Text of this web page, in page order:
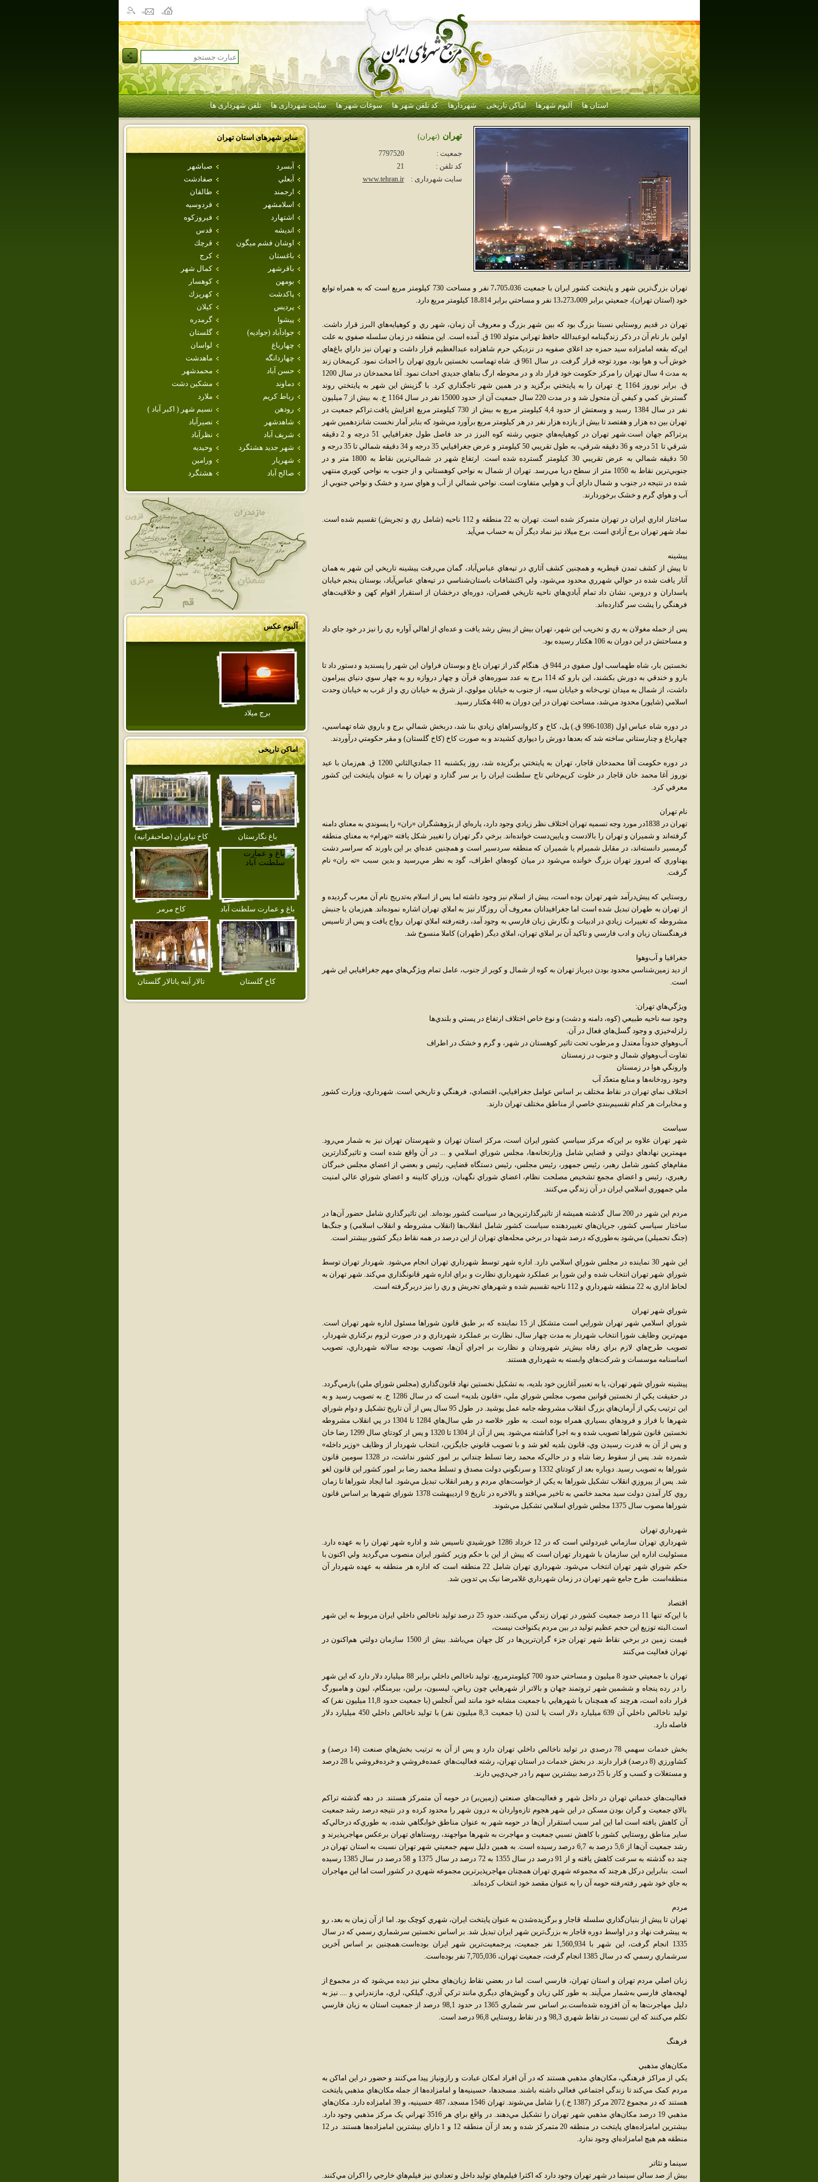
استان ها آلبوم شهرها اماکن تاریخی شهردارها کد تلفن شهر ها سوغات شهر ها سایت شهرداری ها تلفن شهرداری ها
سایر شهرهای استانتهران
آبسرد
صباشهر
آبعلي
صفادشت
ارجمند
طالقان
اسلامشهر
فردوسيه
اشتهارد
فيروزكوه
انديشه
قدس
اوشان فشم ميگون
قرچك
باغستان
كرج
باقرشهر
كمال شهر
بومهن
كوهسار
پاكدشت
كهريزك
پرديس
كيلان
پيشوا
گرمدره
جوادآباد (جواديه)
گلستان
چهارباغ
لواسان
چهاردانگه
ماهدشت
حسن آباد
محمدشهر
دماوند
مشكين دشت
رباط كريم
ملارد
رودهن
نسيم شهر ( اكبر آباد )
شاهدشهر
نصيرآباد
شريف آباد
نظرآباد
شهر جديد هشتگرد
وحيديه
شهريار
ورامين
صالح آباد
هشتگرد
آلبوم عکس
برج ميلاد
اماکن تاریخی
باغ نگارستان كاخ نياوران (صاحبقرانيه)
باغ و عمارت سلطنت آباد كاخ مرمر
كاخ گلستان تالار آينه ياتالار گلستان
تهران (تهران)
جمعیت :
7797520
کد تلفن :
21
سایت شهرداری :
www.tehran.ir
تهران بزرگ‌ترين شهر و پايتخت کشور ايران با جمعيت 7،705،036 نفر و مساحت 730 کيلومتر مربع است که به همراه توابع
خود (استان تهران)، جمعيتي برابر 13،273،009 نفر و مساحتي برابر 18،814 کيلومتر مربع دارد.
تهران در قديم روستايي نسبتا بزرگ بود که بين شهر بزرگ و معروف آن زمان، شهر ري و کوهپايه‌هاي البرز قرار داشت.
اولين بار نام آن در ذکر زندگينامه ابوعبدالله حافظ تهراني متولد 190 ق. آمده است. اين منطقه در زمان سلسله صفوي به علت
اين‌که بقعه امامزاده سيد حمزه جد اعلاي صفويه در نزديکي حرم شاهزاده عبدالعظيم قرار داشت و تهران نيز داراي باغ‌هاي
خوش آب و هوا بود، مورد توجه قرار گرفت. در سال 961 ق. شاه تهماسب نخستين باروي تهران را احداث نمود. کريمخان زند
به مدت 4 سال تهران را مرکز حکومت خود قرار داد و در محوطه ارگ بناهاي جديدي احداث نمود. آغا محمدخان در سال 1200
ق. برابر نوروز 1164 خ. تهران را به پايتختي برگزيد و در همين شهر تاجگذاري کرد. با گزينش اين شهر به پايتختي روند
گسترش کمي و کيفي آن متحول شد و در مدت 220 سال جمعيت آن از حدود 15000 نفر در سال 1164 خ. به بيش از 7 ميليون
نفر در سال 1384 رسيد و وسعتش از حدود 4,4 کيلومتر مربع به بيش از 730 کيلومتر مربع افزايش يافت.تراکم جمعيت در
تهران بين ده هزار و هفتصد تا بيش از يازده هزار نفر در هر کيلومتر مربع برآورد مي‌شود که بنابر آمار نخست شانزدهمين شهر
پرتراکم جهان است.شهر تهران در کوهپايه‌هاي جنوبي رشته کوه البرز در حد فاصل طول جغرافيايي 51 درجه و 2 دقيقه
شرقي تا 51 درجه و 36 دقيقه شرقي، به طول تقريبي 50 کيلومتر و عرض جغرافيايي 35 درجه و 34 دقيقه شمالي تا 35 درجه و
50 دقيقه شمالي به عرض تقريبي 30 کيلومتر گسترده شده است. ارتفاع شهر در شمالي‌ترين نقاط به 1800 متر و در
جنوبي‌ترين نقاط به 1050 متر از سطح دريا مي‌رسد. تهران از شمال به نواحي کوهستاني و از جنوب به نواحي کويري منتهي
شده در نتيجه در جنوب و شمال داراي آب و هوايي متفاوت است. نواحي شمالي از آب و هواي سرد و خشک و نواحي جنوبي از
آب و هواي گرم و خشک برخوردارند.
ساختار اداري ايران در تهران متمرکز شده است. تهران به 22 منطقه و 112 ناحيه (شامل ري و تجريش) تقسيم شده است.
نماد شهر تهران برج آزادي است. برج ميلاد نيز نماد ديگر آن به حساب مي‌آيد.
پيشينه
تا پيش از کشف تمدن قيطريه و همچنين کشف آثاري در تپه‌هاي عباس‌آباد، گمان مي‌رفت پيشينه تاريخي اين شهر به همان
آثار يافت شده در حوالي شهرري محدود مي‌شود، ولي اکتشافات باستان‌شناسي در تپه‌هاي عباس‌آباد، بوستان پنجم خيابان
پاسداران و دروس، نشان داد تمام آبادي‌هاي ناحيه تاريخي قصران، دوره‌اي درخشان از استقرار اقوام کهن و خلاقيت‌هاي
فرهنگي را پشت سر گذارده‌اند.
پس از حمله مغولان به ري و تخريب اين شهر، تهران بيش‌ از پيش رشد يافت و عده‌اي از اهالي آواره ري را نيز در خود جاي داد
و مساحتش در اين دوران به 106 هکتار رسيده بود.
نخستين بار، شاه طهماسب اول صفوي در 944 ق. هنگام گذر از تهران باغ و بوستان فراوان اين شهر را پسنديد و دستور داد تا
بارو و خندقي به دورش بکشند، اين بارو که 114 برج به عدد سوره‌هاي قرآن و چهار دروازه رو به چهار سوي دنياي پيرامون
داشت، از شمال به ميدان توپ‌خانه و خيابان سپه، از جنوب به خيابان مولوي، از شرق به خيابان ري و از غرب به خيابان وحدت
اسلامي (شاپور) محدود مي‌شد، مساحت تهران در اين دوران به 440 هکتار رسيد.
در دوره شاه عباس اول (1038-996 ق.) پل، کاخ و کاروانسراهاي زيادي بنا شد، دربخش شمالي برج و باروي شاه تهماسبي،
چهارباغ و چنارستاني ساخته شد که بعدها دورش را ديواري کشيدند و به صورت کاخ (کاخ گلستان) و مقر حکومتي درآوردند.
در دوره حکومت آقا محمدخان قاجار، تهران به پايتختي برگزيده شد، روز يکشنبه 11 جمادي‌الثاني 1200 ق. هم‌زمان با عيد
نوروز آغا محمد خان قاجار در خلوت کريم‌خاني تاج سلطنت ايران را بر سر گذارد و تهران را به عنوان پايتخت اين کشور
معرفي کرد.
نام تهران
تهران در 1838در مورد وجه تسميه تهران اختلاف نظر زيادي وجود دارد، پاره‌اي از پژوهشگران «ران» را پسوندي به معناي دامنه
گرفته‌اند و شميران و تهران را بالادست و پايين‌دست خوانده‌اند. برخي دگر تهران را تغيير شکل يافته «تهرام» به معناي منطقه
گرمسير دانسته‌اند، در مقابل شميرام يا شميران که منطقه سردسير است و همچنين عده‌اي بر اين باورند که سراسر دشت
پهناوري که امروز تهران بزرگ خوانده مي‌شود در ميان کوه‌هاي اطراف، گود به نظر مي‌رسيد و بدين سبب «ته ران» نام
گرفت.
روستايي که پيش‌درآمد شهر تهران بوده است، پيش از اسلام نيز وجود داشته اما پس از اسلام به‌تدريج نام آن معرب گرديده و
از تهران به طهران تبديل شده است اما جغرافيدانان معروف آن روزگار نيز به املاي تهران اشاره نموده‌اند. هم‌زمان با جنبش
مشروطه که تغييرات زيادي در ادبيات و نگارش زبان فارسي به وجود آمد، رفته‌رفته املاي تهران رواج يافت و پس از تاسيس
فرهنگستان زبان و ادب فارسي و تاکيد آن بر املاي تهران، املاي ديگر (طهران) کاملا منسوخ شد.
جغرافيا و آب‌وهوا
از ديد زمين‌شناسي محدود بودن ديرباز تهران به کوه از شمال و کوير از جنوب، عامل تمام ويژگي‌هاي مهم جغرافيايي اين شهر
است.
ويژگي‌هاي تهران:
وجود سه ناحيه طبيعي (کوه، دامنه و دشت) و نوع خاص اختلاف ارتفاع در پستي و بلندي‌ها
زلزله‌خيزي و وجود گسل‌هاي فعال در آن.
آب‌وهواي حدوداً معتدل و مرطوب تحت تاثير کوهستان در شهر، و گرم و خشک در اطراف
تفاوت آب‌وهواي شمال و جنوب در زمستان
وارونگي هوا در زمستان
وجود رودخانه‌ها و منابع متعدّد آب
اختلاف نماي تهران در نقاط مختلف بر اساس عوامل جغرافيايي، اقتصادي، فرهنگي و تاريخي است. شهرداري، وزارت کشور
و مخابرات هر کدام تقسيم‌بندي خاصي از مناطق مختلف تهران دارند.
سياست
شهر تهران علاوه بر اين‌که مرکز سياسي کشور ايران است، مرکز استان تهران و شهرستان تهران نيز به شمار مي‌رود.
مهمترين نهادهاي دولتي و قضايي شامل وزارتخانه‌ها، مجلس شوراي اسلامي و ... در آن واقع شده است و تاثيرگذارترين
مقام‌هاي کشور شامل رهبر، رئيس جمهور، رئيس مجلس، رئيس دستگاه قضايي، رئيس و بعضي از اعضاي مجلس خبرگان
رهبري، رئيس و اعضاي مجمع تشخيص مصلحت نظام، اعضاي شوراي نگهبان، وزراي کابينه و اعضاي شوراي عالي امنيت
ملي جمهوري اسلامي ايران در آن زندگي مي‌کنند.
مردم اين شهر در 200 سال گذشته هميشه از تاثيرگذارترين‌ها در سياست کشور بوده‌اند. اين تاثيرگذاري شامل حضور آن‌ها در
ساختار سياسي کشور، جريان‌هاي تغييردهنده سياست کشور شامل انقلاب‌ها (انقلاب مشروطه و انقلاب اسلامي) و جنگ‌ها
(جنگ تحميلي) مي‌شود به‌طوري‌که درصد شهدا در برخي محله‌هاي تهران از اين درصد در همه نقاط ديگر کشور بيشتر است.
اين شهر 30 نماينده در مجلس شوراي اسلامي دارد. اداره شهر توسط شهرداري تهران انجام مي‌شود. شهردار تهران توسط
شوراي شهر تهران انتخاب شده و اين شورا بر عملکرد شهرداري نظارت و براي اداره شهر قانونگذاري مي‌کند. شهر تهران به
لحاظ اداري به 22 منطقه شهرداري و 112 ناحيه تقسيم شده و شهرهاي تجريش و ري را نيز دربرگرفته است.
شوراي شهر تهران
شوراي اسلامي شهر تهران شورايي است متشکل از 15 نماينده که بر طبق قانون شوراها مسئول اداره شهر تهران است.
مهم‌ترين وظايف شورا انتخاب شهردار به مدت چهار سال، نظارت بر عملکرد شهرداري و در صورت لزوم برکناري شهردار،
تصويب طرح‌هاي لازم براي رفاه بيش‌تر شهروندان و نظارت بر اجراي آن‌ها، تصويب بودجه سالانه شهرداري، تصويب
اساسنامه موسسات و شرکت‌هاي وابسته به شهرداري هستند.
پيشينه شوراي شهر تهران، يا به تعبير آغازين خود بلديه، به تشکيل نخستين نهاد قانون‌گذاري (مجلس شوراي ملي) بازمي‌گردد.
در حقيقت يکي از نخستين قوانين مصوب مجلس شوراي ملي، «قانون بلديه» است که در سال 1286 خ. به تصويب رسيد و به
اين ترتيب يکي از آرمان‌هاي بزرگ انقلاب مشروطه جامه عمل پوشيد. در طول 95 سال پس از آن تاريخ تشکيل و دوام شوراي
شهرها با فراز و فرودهاي بسياري همراه بوده است. به طور خلاصه در طي سال‌هاي 1284 تا 1304 در پي انقلاب مشروطه
نخستين قانون شوراها تصويب شده و به اجرا گذاشته مي‌شود. پس از آن از 1304 تا 1320 و پس از کودتاي سال 1299 رضا خان
و پس از آن به قدرت رسيدن وي، قانون بلديه لغو شد و با تصويب قانوني جايگزين، انتخاب شهردار از وظايف «وزير داخله»
شمرده شد. پس از سقوط رضا شاه و در حالي‌که محمد رضا تسلط چنداني بر امور کشور نداشت، در 1328 سومين قانون
شوراها به تصويب رسيد. دوباره بعد از کودتاي 1332 و سرنگوني دولت مصدق و تسلط محمد رضا بر امور کشور اين قانون لغو
شد. پس از پيروزي انقلاب تشکيل شوراها به يکي از خواست‌هاي مردم و رهبر انقلاب تبديل مي‌شود. اما ايجاد شوراها تا زمان
روي کار آمدن دولت سيد محمد خاتمي به تاخير مي‌افتد و بالاخره در تاريخ 9 ارديبهشت 1378 شوراي شهرها بر اساس قانون
شوراها مصوب سال 1375 مجلس شوراي اسلامي تشکيل مي‌شوند.
شهرداري تهران
شهرداري تهران سازماني غيردولتي است که در 12 خرداد 1286 خورشيدي تاسيس شد و اداره شهر تهران را به عهده دارد.
مسئوليت اداره اين سازمان با شهردار تهران است که پيش از اين با حکم وزير کشور ايران منصوب مي‌گرديد ولي اکنون با
حکم شوراي شهر تهران انتخاب مي‌شود. شهرداري تهران شامل 22 منطقه است که اداره هر منطقه به عهده شهردار آن
منطقه‌است. طرح جامع شهر تهران در زمان شهرداري غلامرضا نيک پي تدوين شد.
اقتصاد
با اين‌که تنها 11 درصد جمعيت کشور در تهران زندگي مي‌کنند، حدود 25 درصد توليد ناخالص داخلي ايران مربوط به اين شهر
است.البته توزيع اين حجم عظيم توليد در بين مردم يکنواخت نيست،
قيمت زمين در برخي نقاط شهر تهران جزء گران‌ترين‌ها در کل جهان مي‌باشد. بيش از 1500 سازمان دولتي هم‌اکنون در
تهران فعاليت مي‌کنند
تهران با جمعيتي حدود 8 ميليون و مساحتي حدود 700 کيلومترمربع، توليد ناخالص داخلي برابر 88 ميليارد دلار دارد که اين شهر
را در رده پنجاه و ششمين شهر ثروتمند جهان و بالاتر از شهرهايي چون رياض، ليسبون، برلين، بيرمنگام، ليون و هامبورگ
قرار داده است، هرچند که همچنان با شهرهايي با جمعيت مشابه خود مانند لس آنجلس (با جمعيت حدود 11,8 ميليون نفر) که
توليد ناخالص داخلي آن 639 ميليارد دلار است يا لندن (با جمعيت 8,3 ميليون نفر) با توليد ناخالص داخلي 450 ميليارد دلار
فاصله دارد.
بخش خدمات سهمي 78 درصدي در توليد ناخالص داخلي تهران دارد و پس از آن به ترتيب بخش‌هاي صنعت (14 درصد) و
کشاورزي (8 درصد) قرار دارند. در بخش خدمات در استان تهران، رشته فعاليت‌هاي عمده‌فروشي و خرده‌فروشي با 28 درصد
و مستغلات و کسب و کار با 25 درصد بيشترين سهم را در جي‌دي‌پي دارند.
فعاليت‌هاي خدماتي تهران در داخل شهر و فعاليت‌هاي صنعتي (زمين‌بر) در حومه آن متمرکز هستند. در دهه گذشته تراکم
بالاي جمعيت و گران بودن مسکن در اين شهر هجوم تازه‌واردان به درون شهر را محدود کرده و در نتيجه درصد رشد جمعيت
آن کاهش يافته است اما اين امر سبب استقرار آن‌ها در حومه شهر به عنوان مناطق خوابگاهي شده، به طوري‌که درحالي‌که
ساير مناطق روستايي کشور با کاهش نسبي جمعيت و مهاجرت به شهرها مواجهند، روستاهاي تهران برعکس مهاجرپذيرند و
رشد جمعيت آن‌ها از 5,6 درصد به 6,7 درصد رسيده است. به همين دليل سهم جمعيتي شهر تهران نسبت به استان تهران در
چند ده گذشته به سرعت کاهش يافته و از 91 درصد در سال 1355 به 72 درصد در سال 1375 و 58 درصد در سال 1385 رسيده
است. بنابراين درکل هرچند که مجموعه شهري تهران همچنان مهاجرپذيرترين مجموعه شهري در کشور است اما اين مهاجران
به جاي خود شهر رفته‌رفته حومه آن را به عنوان مقصد خود انتخاب کرده‌اند.
مردم
تهران تا پيش از بنيان‌گذاري سلسله قاجار و برگزيده‌شدن به عنوان پايتخت ايران، شهري کوچک بود. اما از آن زمان به بعد، رو
به پيشرفت نهاد و در اواسط دوره قاجار به بزرگ‌ترين شهر ايران تبديل شد. بر اساس نخستين سرشماري رسمي که در سال
1335 انجام گرفت، اين شهر با 1,560,934 نفر جمعيت، پرجمعيت‌ترين شهر ايران بوده‌است.همچنين بر اساس آخرين
سرشماري رسمي که در سال 1385 انجام گرفت، جمعيت تهران، 7,705,036 نفر بوده‌است.
زبان اصلي مردم تهران و استان تهران، فارسي است. اما در بعضي نقاط زبان‌هاي محلي نيز ديده مي‌شود که در مجموع از
لهجه‌هاي فارسي به‌شمار مي‌آيند. به طور کلي زبان و گويش‌هاي ديگري مانند ترکي آذري، گيلکي، لري، مازندراني و .... نيز به
دليل مهاجرت‌ها به آن افزوده شده‌است.بر اساس سر شماري 1365 در حدود 98,1 درصد از جمعيت استان به زبان فارسي
تکلم مي‌کنند که اين نسبت در نقاط شهري 98,3 و در نقاط روستايي 96,8 درصد است.
فرهنگ
مکان‌هاي مذهبي
يکي از مراکز فرهنگي، مکان‌هاي مذهبي هستند که در آن افراد امکان عبادت و رازونياز پيدا مي‌کنند و حضور در اين اماکن به
مردم کمک مي‌کند تا زندگي اجتماعي فعالي داشته باشند. مسجدها، حسينيه‌ها و امامزاده‌ها از جمله مکان‌هاي مذهبي پايتخت
هستند که در مجموع 2072 مرکز (1387 خ.) را شامل مي‌شوند. تهران 1546 مسجد، 487 حسينيه، و 39 امامزاده دارد. مکان‌هاي
مذهبي 19 درصد مکان‌هاي مذهبي شهر تهران را تشکيل مي‌دهند. در واقع براي هر 3516 تهراني يک مرکز مذهبي وجود دارد.
بيشترين امامزاده‌هاي پايتخت در منطقه 20 متمرکز شده و بعد از آن منطقه 12 و 1 داراي بيشترين امامزاده‌ها هستند. در 12
منطقه هم هيچ امامزاده‌اي وجود ندارد.
سينما و تئاتر
بيش از صد سالن سينما در شهر تهران وجود دارد که اکثرا فيلم‌هاي توليد داخل و تعدادي نيز فيلم‌هاي خارجي را اکران مي‌کنند.